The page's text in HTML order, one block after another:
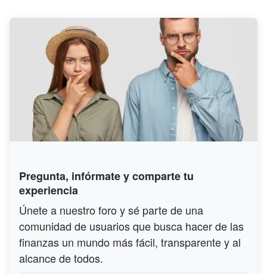
Pregunta, infórmate y comparte tu
experiencia
Únete a nuestro foro y sé parte de una
comunidad de usuarios que busca hacer de las
finanzas un mundo más fácil, transparente y al
alcance de todos.